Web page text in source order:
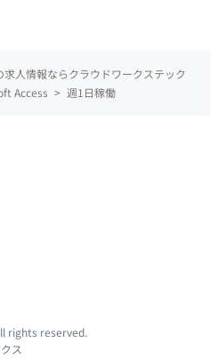
人情報ならクラウドワークステック
Access > 週1日稼働
rights reserved.
ス